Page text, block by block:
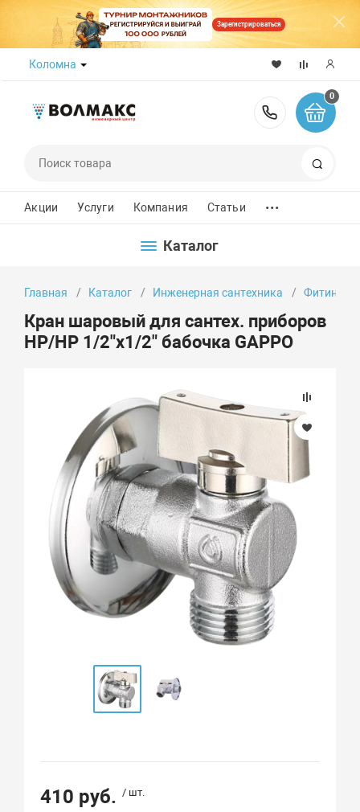
Зарегистрироваться
Коломна
8 (800)
0
Акции Услуги Компания Статьи ...
Каталог
Главная Каталог Инженерная сантехника Фитинги
Кран шаровый для сантех. приборов
НР/НР 1/2"х1/2" бабочка GAPPO
410 руб. / шт.